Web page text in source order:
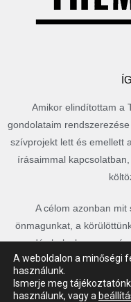
Amikor elindítottam a
gondolataim
szívprojekt lett és emellett
írásaimmal
A célom azonban
önmagunkat, a
csodás helyekre, vagy
Köszönöm, hogy itt
A weboldalon a minőségi
használunk.
Ismerje meg
használunk, vagy a